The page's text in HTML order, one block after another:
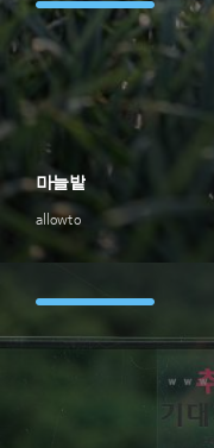
allowto
마늘밭